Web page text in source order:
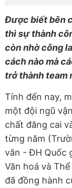
Được biết bên
thì sự thành
còn nhờ công
cách nào mà
trở thành team
Tính đến nay,
một đội ngũ
chất đăng cai
từng năm
văn - ĐH Quốc
Văn hoá và
đã đồng hành